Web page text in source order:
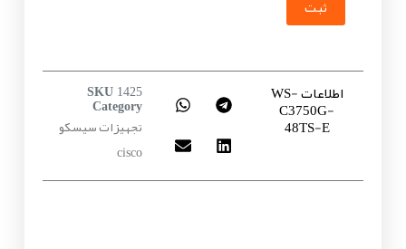
ثبت
اطلاعات WS-
C3750G-
48TS-E
SKU 1425
Category
تجهیزات سیسکو
cisco